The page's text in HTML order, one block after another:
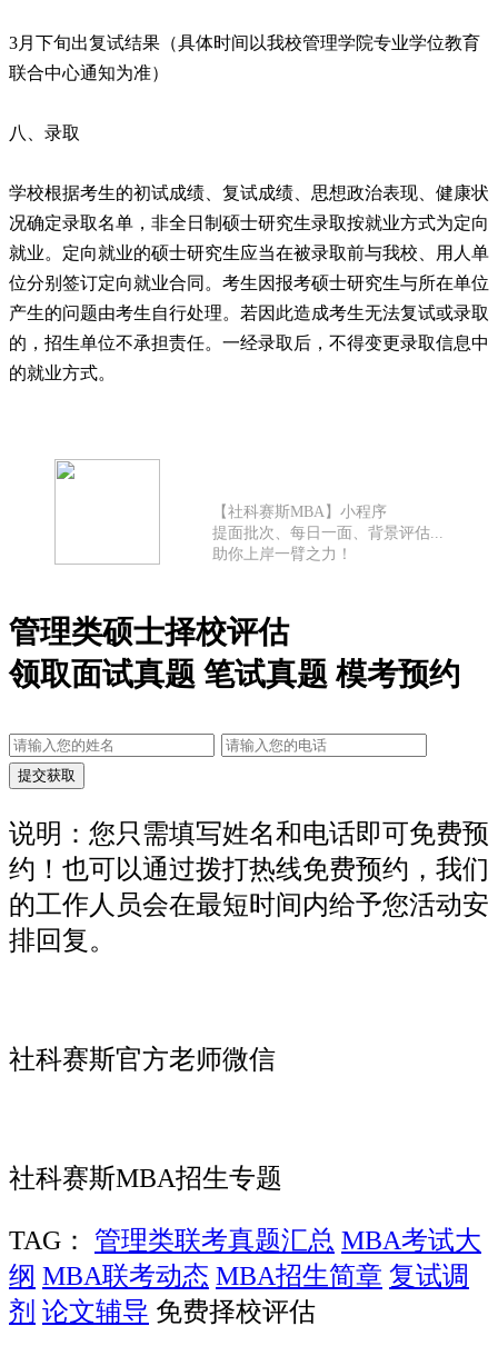
3月下旬出复试结果（具体时间以我校管理学院专业学位教育
联合中心通知为准）
八、录取
学校根据考生的初试成绩、复试成绩、思想政治表现、健康状
况确定录取名单，非全日制硕士研究生录取按就业方式为定向
就业。定向就业的硕士研究生应当在被录取前与我校、用人单
位分别签订定向就业合同。考生因报考硕士研究生与所在单位
产生的问题由考生自行处理。若因此造成考生无法复试或录取
的，招生单位不承担责任。一经录取后，不得变更录取信息中
的就业方式。
【社科赛斯MBA】小程序
提面批次、每日一面、背景评估...
助你上岸一臂之力！
管理类硕士择校评估
领取面试真题 笔试真题 模考预约
说明：您只需填写姓名和电话即可免费预
约！也可以通过拨打热线免费预约，我们
的工作人员会在最短时间内给予您活动安
排回复。
社科赛斯官方老师微信
社科赛斯MBA招生专题
TAG： 管理类联考真题汇总 MBA考试大
纲 MBA联考动态 MBA招生简章 复试调
剂 论文辅导 免费择校评估